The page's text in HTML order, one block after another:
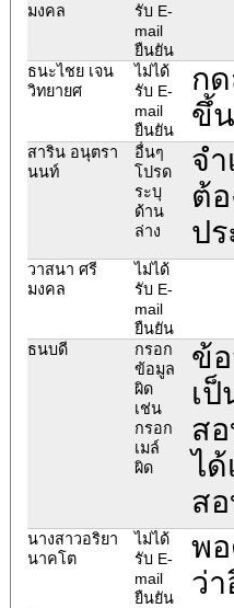
มงคล
รับ E-
mail
ยืนยัน
ธนะไชย เจน
วิทยายศ
ไม่ได้
รับ E-
mail
ยืนยัน
ก
ขึ้น
สาริน อนุตรา
นนท์
อื่นๆ
โปรด
ระบุ
ด้าน
ล่าง
จ
ต้
ป
วาสนา ศรี
มงคล
ไม่ได้
รับ E-
mail
ยืนยัน
ธนบดี
กรอก
ข้อมูล
ผิด
เช่น
กรอก
เมล์
ผิด
ข้
เ
ส
ไ
ส
นางสาวอริยา
นาคโต
ไม่ได้
รับ E-
mail
ยืนยัน
พ
ว่